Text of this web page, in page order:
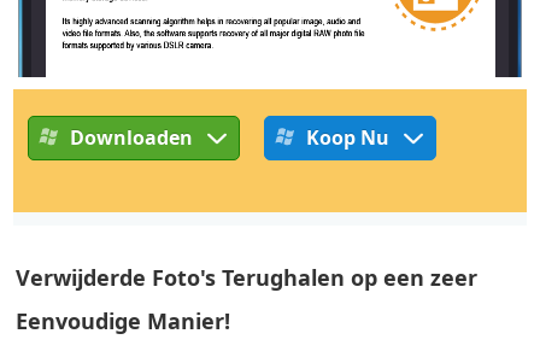
Downloaden Koop Nu
Verwijderde Foto's Terughalen op een zeer
Eenvoudige Manier!